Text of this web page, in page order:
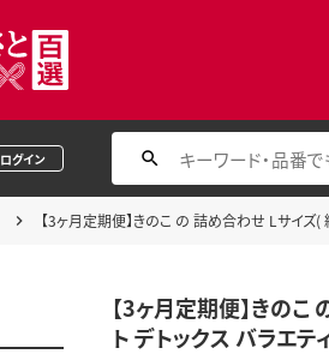
ログイン
【3ヶ月定期便】きのこ の 詰め合わせ Lサイズ(
【3ヶ月定期便】きの
ト デトックス バラエテ